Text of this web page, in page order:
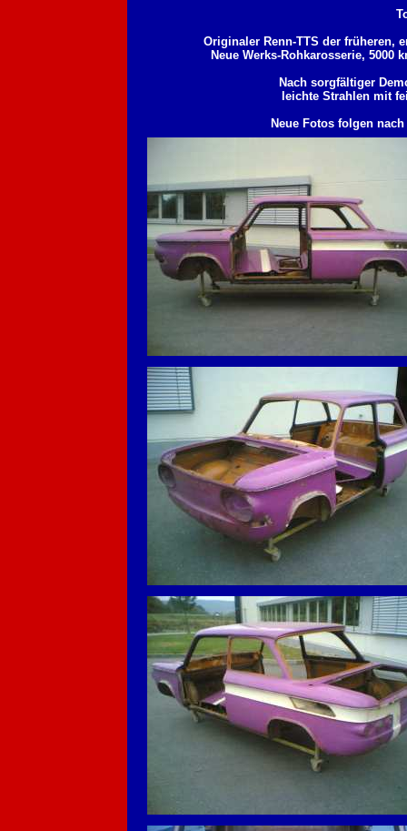
Originaler Renn-TTS der früheren,
Neue Werks-Rohkarosserie, 5000
Nach sorgfältiger
leichte Strahlen mit
Neue Fotos folgen